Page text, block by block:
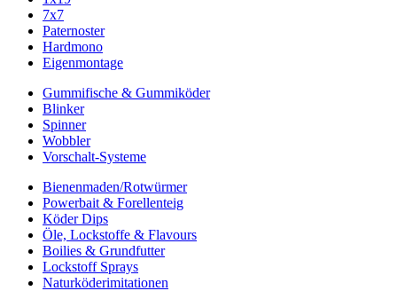
7x7
Paternoster
Hardmono
Eigenmontage
Gummifische & Gummiköder
Blinker
Spinner
Wobbler
Vorschalt-Systeme
Bienenmaden/Rotwürmer
Powerbait & Forellenteig
Köder Dips
Öle, Lockstoffe & Flavours
Boilies & Grundfutter
Lockstoff Sprays
Naturköderimitationen